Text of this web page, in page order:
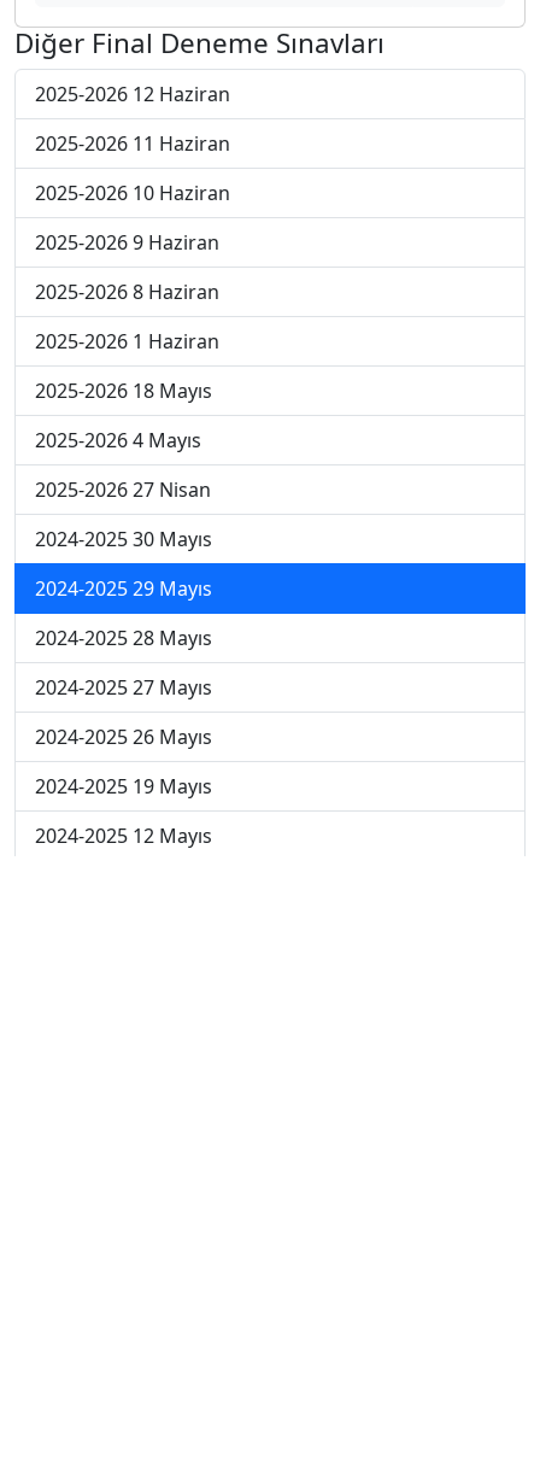
Diğer Final Deneme Sınavları
2025-2026 12 Haziran
2025-2026 11 Haziran
2025-2026 10 Haziran
2025-2026 9 Haziran
2025-2026 8 Haziran
2025-2026 1 Haziran
2025-2026 18 Mayıs
2025-2026 4 Mayıs
2025-2026 27 Nisan
2024-2025 30 Mayıs
2024-2025 29 Mayıs
2024-2025 28 Mayıs
2024-2025 27 Mayıs
2024-2025 26 Mayıs
2024-2025 19 Mayıs
2024-2025 12 Mayıs